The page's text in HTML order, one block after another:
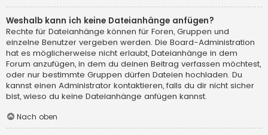
Weshalb kann ich keine Dateianhänge anfügen?
Rechte für Dateianhänge können für Foren, Gruppen und
einzelne Benutzer vergeben werden. Die Board-Administration
hat es möglicherweise nicht erlaubt, Dateianhänge in dem
Forum anzufügen, in dem du deinen Beitrag verfassen möchtest,
oder nur bestimmte Gruppen dürfen Dateien hochladen. Du
kannst einen Administrator kontaktieren, falls du dir nicht sicher
bist, wieso du keine Dateianhänge anfügen kannst.
Nach oben